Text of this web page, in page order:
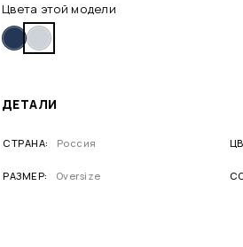
Цвета этой модели
ДЕТАЛИ
СТРАНА Россия
РАЗМЕР Oversize